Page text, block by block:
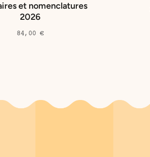
et nomenclatures
2026
84,00€